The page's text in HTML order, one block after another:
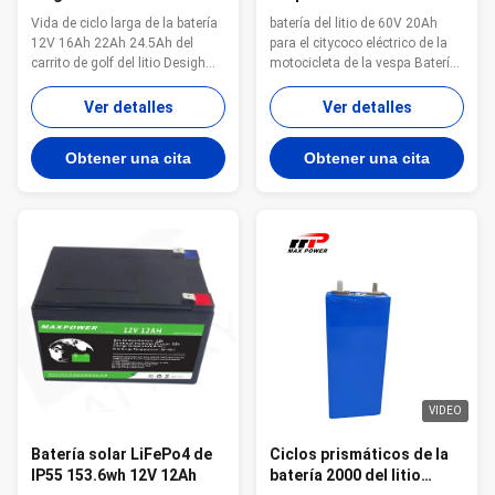
22AH 16Ah UN38.3
Vida de ciclo larga de la batería
12V 16Ah 22Ah 24.5Ah del
carrito de golf del litio Desigh
original de la larga vida de la
batería de litio y ciclo profundo
más de 2000 ciclos el conector
de la T-barra y bolso de la
batería del carrito de golf
incluyeron para ser paquete
Ver detalles
Obtener una cita
1280Wh 60V 20Ah 2000
coleta un ciclo
batería del litio de 60V 20Ah
para el citycoco eléctrico de la
motocicleta de la vespa Batería
de litio ligera de la vespa con
tecnología de diseño iermeable
un funcionamiento y un safter
más estables con la balanza y
la función rápida de la carga El
interior del buit de GPS con la
Ver detalles
Obtener una cita
Batería solar LiFePo4 de
IP55 153.6wh 12V 12Ah
VIDEO
Ciclos prismáticos de la
batería 2000 del litio